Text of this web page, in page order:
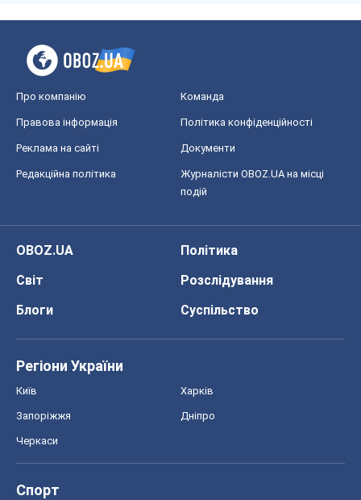
Про компанію Команда
Правова інформація Політика конфіденційності
Реклама на сайті Документи
Редакційна політика
Журналісти OBOZ.UA на місці
подій
OBOZ.UA
Політика
Світ
Розслідування
Блоги
Суспільство
Регіони України
Київ Харків
Запоріжжя Дніпро
Черкаси
Спорт